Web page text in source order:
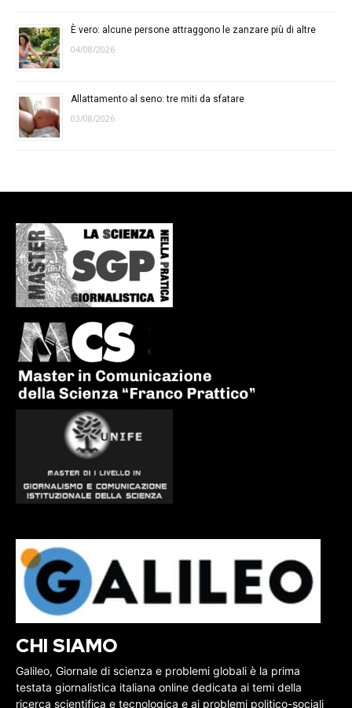
È vero: alcune persone attraggono le zanzare più di altre
04/08/2026
Allattamento al seno: tre miti da sfatare
03/08/2026
CHI SIAMO
Galileo, Giornale di scienza e problemi globali è la prima
testata giornalistica italiana online dedicata ai temi della
ricerca scientifica e tecnologica e ai problemi politico-sociali